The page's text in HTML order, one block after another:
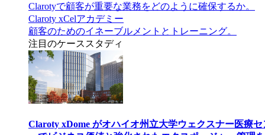
Clarotyで顧客が重要な業務をどのように確保するか。
Claroty xCelアカデミー
顧客のためのイネーブルメントとトレーニング。
注目のケーススタディ
Claroty xDome がオハイオ州立大学ウェクスナー医療セ